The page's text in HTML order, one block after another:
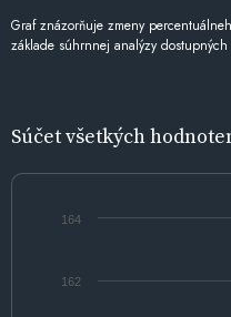
Graf znázorňuje zmeny
základe súhrnnej analýzy
Súčet všetkých
162
164